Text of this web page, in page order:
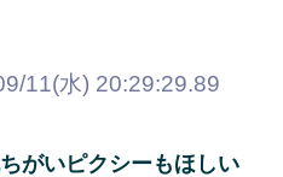
11(水) 20:29:29.89
がいピクシーもほしい